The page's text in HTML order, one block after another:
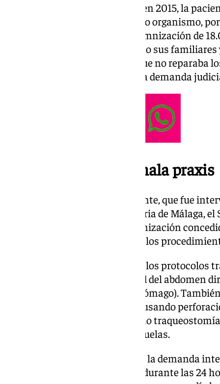
Cuando ocurrieron los hechos, en 2015, la
patrimonial contra el SAS. Dicho organismo,
la petición, otorgando una indemnización de
momento, tanto la víctima como sus
que era una cifra insuficiente que no reparaba
motivo se optó por imponer una demanda
El SAS reconoció la mala praxis
Ante la reclamación de la paciente, que fue
Universitario Virgen de la Victoria de Málaga,
médica. Sin embargo, la indemnización
cuenta la flagrante violación de los
En la operación no se siguieron los protocolos
se introduce a través de la pared del abdomen
la salida de aire y líquido del estómago).
colocación de bolsa exterior, causando
intervenciones quirúrgicas como
trompa derecha, con graves secuelas.
Además, tal y como se indica en la demanda
incumplieron la orden de dieta durante las 24